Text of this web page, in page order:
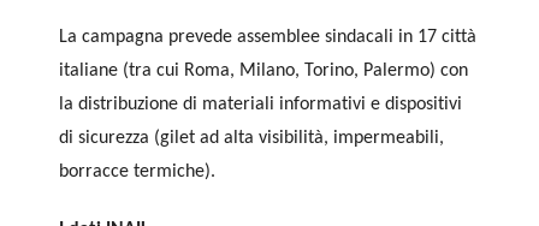
La campagna prevede assemblee sindacali in 17 città
italiane (tra cui Roma, Milano, Torino, Palermo) con
la distribuzione di materiali informativi e dispositivi
di sicurezza (gilet ad alta visibilità, impermeabili,
borracce termiche).